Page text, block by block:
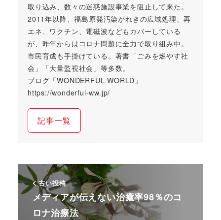
取り込み、数々の迷惑施設事業を阻止して来た。
2011年以降、福島原発汚染がれきの広域処理、再
エネ、ワクチン、電磁波などもカバーしている
が、昨年からはコロナ問題に全力で取り組み中。
市民育成も手掛けている。著書「ごみを燃やす社
会」「大量監視社会」等多数。
ブログ「WONDERFUL WORLD」
https://wonderful-ww.jp/
記事一覧
古い投稿
メディアが伝えない治癒率98％のコ
ロナ治療法